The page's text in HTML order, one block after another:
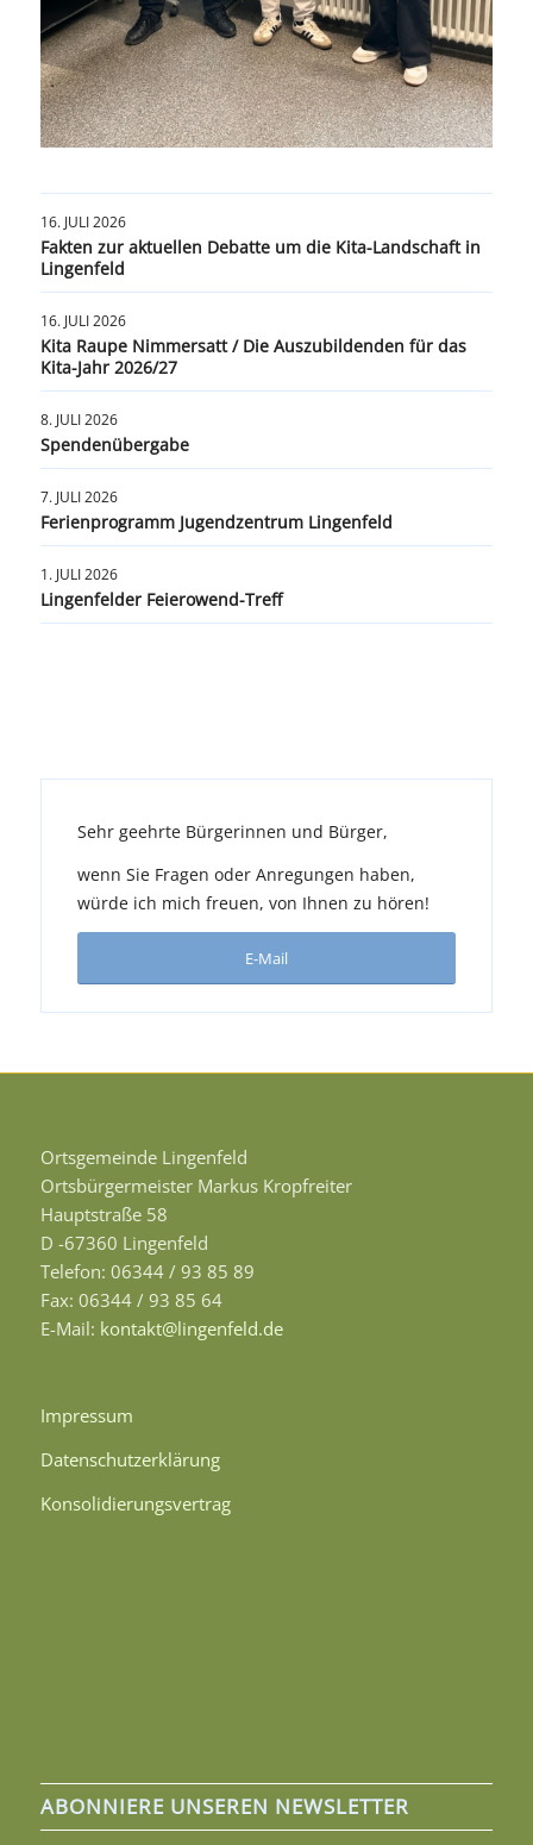
16. JULI 2026
Fakten zur aktuellen Debatte um die Kita-Landschaft in
Lingenfeld
16. JULI 2026
Kita Raupe Nimmersatt / Die Auszubildenden für das
Kita-Jahr 2026/27
8. JULI 2026
Spendenübergabe
7. JULI 2026
Ferienprogramm Jugendzentrum Lingenfeld
1. JULI 2026
Lingenfelder Feierowend-Treff
Sehr geehrte Bürgerinnen und Bürger,
wenn Sie Fragen oder Anregungen haben,
würde ich mich freuen, von Ihnen zu hören!
E-Mail
Ortsgemeinde Lingenfeld
Ortsbürgermeister Markus Kropfreiter
Hauptstraße 58
D -67360 Lingenfeld
Telefon: 06344 / 93 85 89
Fax: 06344 / 93 85 64
E-Mail: kontakt@lingenfeld.de
Impressum
Datenschutzerklärung
Konsolidierungsvertrag
ABONNIERE UNSEREN NEWSLETTER